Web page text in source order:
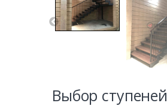
Выбор ступеней